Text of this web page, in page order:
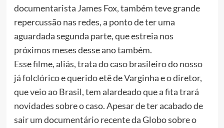
documentarista James Fox, também teve grande
repercussão nas redes, a ponto de ter uma
aguardada segunda parte, que estreia nos
próximos meses desse ano também.
Esse filme, aliás, trata do caso brasileiro do nosso
já folclórico e querido etê de Varginha e o diretor,
que veio ao Brasil, tem alardeado que a fita trará
novidades sobre o caso. Apesar de ter acabado de
sair um documentário recente da Globo sobre o